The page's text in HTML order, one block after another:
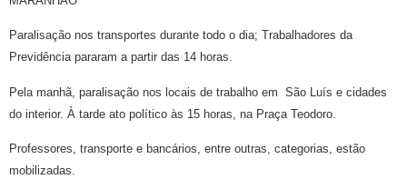
Paralisação nos transportes durante todo o dia; Trabalhadores da
Previdência pararam a partir das 14 horas.
Pela manhã, paralisação nos locais de trabalho em São Luís e cidades
do interior. À tarde ato político às 15 horas, na Praça Teodoro.
Professores, transporte e bancários, entre outras, categorias, estão
mobilizadas.